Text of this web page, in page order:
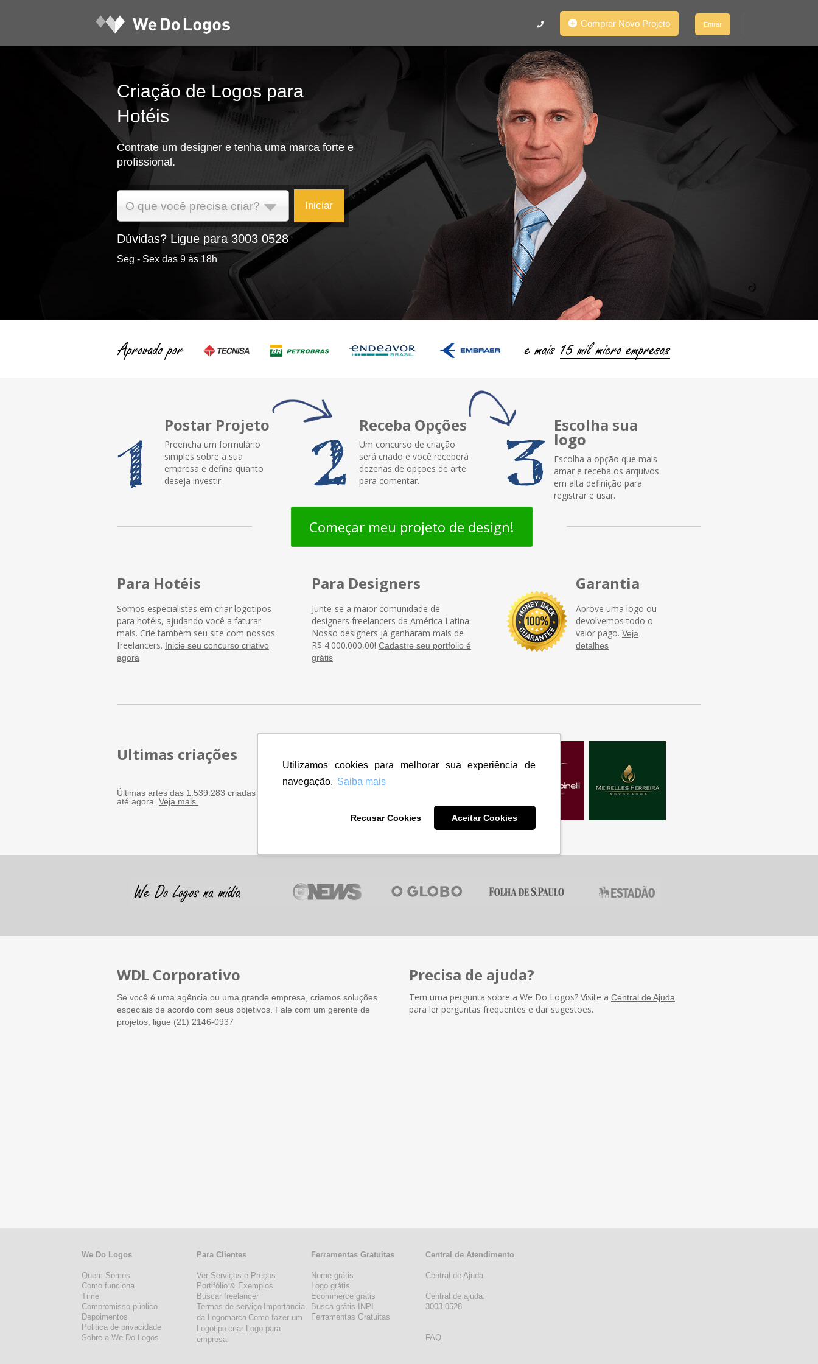
Utilizamos cookies para melhorar sua experiência de
navegação. Saiba mais
Recusar Cookies Aceitar Cookies
Comprar Novo Projeto Entrar
Criação de Logos para
Hotéis
Contrate um designer e tenha uma marca forte e
profissional.
O que você precisa criar? Iniciar
Dúvidas? Ligue para 3003 0528
Seg - Sex das 9 às 18h
Postar Projeto
Preencha um formulário
simples sobre a sua
empresa e defina quanto
deseja investir.
Receba Opções
Um concurso de criação
será criado e você receberá
dezenas de opções de arte
para comentar.
Escolha sua
logo
Escolha a opção que mais
amar e receba os arquivos
em alta definição para
registrar e usar.
Começar meu projeto de design!
Para Hotéis
Somos especialistas em criar logotipos
para hotéis, ajudando você a faturar
mais. Crie também seu site com nossos
freelancers. Inicie seu concurso criativo
agora
Para Designers
Junte-se a maior comunidade de
designers freelancers da América Latina.
Nosso designers já ganharam mais de
R$ 4.000.000,00! Cadastre seu portfolio é
grátis
Garantia
Aprove uma logo ou
devolvemos todo o
valor pago. Veja
detalhes
Ultimas criações
Últimas artes das 1.539.283 criadas por nossos designers
até agora. Veja mais.
WDL Corporativo
Se você é uma agência ou uma grande empresa, criamos soluções
especiais de acordo com seus objetivos. Fale com um gerente de
projetos, ligue (21) 2146-0937
Precisa de ajuda?
Tem uma pergunta sobre a We Do Logos? Visite a Central de Ajuda
para ler perguntas frequentes e dar sugestões.
We Do Logos
Quem Somos
Como funciona
Time
Compromisso público
Depoimentos
Politica de privacidade
Sobre a We Do Logos
Para Clientes
Ver Serviços e Preços
Portifólio & Exemplos
Buscar freelancer
Termos de serviço Importancia
da Logomarca Como fazer um
Logotipo criar Logo para
empresa
Ferramentas Gratuitas
Nome grátis
Logo grátis
Ecommerce grátis
Busca grátis INPI
Ferramentas Gratuitas
Central de Atendimento
Central de Ajuda
Central de ajuda:
3003 0528
FAQ